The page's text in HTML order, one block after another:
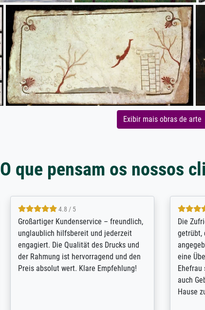
Exibir mais obras de arte
O que pensam os nossos
5 / 5
Für ein Erinnerungsbuch mit der
Feldpost meines Großvaters aus dem 1.
Weltkrieg benötigte ich ein
ausdrucksvolles Bild. Das habe ich bei
Ihnen gefunden. Bei der Auswahl der
vieles
sehr